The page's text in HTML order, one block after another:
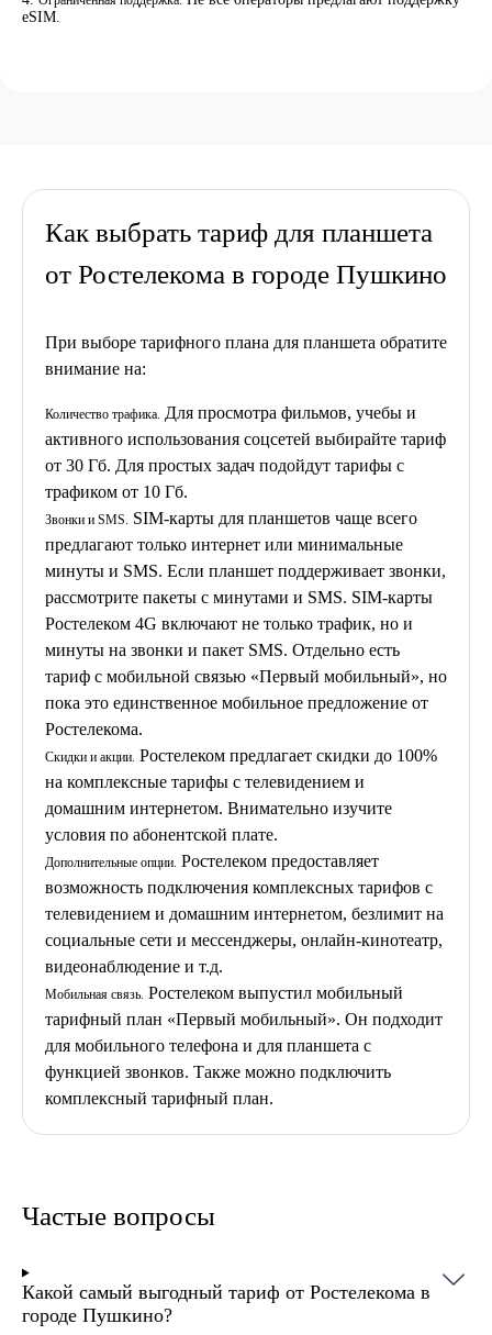
eSIM.
Как выбрать тариф для планшета
от Ростелекома в городе Пушкино
При выборе тарифного плана для планшета обратите
внимание на:
Количество трафика. Для просмотра фильмов, учебы и
активного использования соцсетей выбирайте тариф
от 30 Гб. Для простых задач подойдут тарифы с
трафиком от 10 Гб.
Звонки и SMS. SIM-карты для планшетов чаще всего
предлагают только интернет или минимальные
минуты и SMS. Если планшет поддерживает звонки,
рассмотрите пакеты с минутами и SMS. SIM-карты
Ростелеком 4G включают не только трафик, но и
минуты на звонки и пакет SMS. Отдельно есть
тариф с мобильной связью «Первый мобильный», но
пока это единственное мобильное предложение от
Ростелекома.
Скидки и акции. Ростелеком предлагает скидки до 100%
на комплексные тарифы с телевидением и
домашним интернетом. Внимательно изучите
условия по абонентской плате.
Дополнительные опции. Ростелеком предоставляет
возможность подключения комплексных тарифов с
телевидением и домашним интернетом, безлимит на
социальные сети и мессенджеры, онлайн-кинотеатр,
видеонаблюдение и т.д.
Мобильная связь. Ростелеком выпустил мобильный
тарифный план «Первый мобильный». Он подходит
для мобильного телефона и для планшета с
функцией звонков. Также можно подключить
комплексный тарифный план.
Частые вопросы
Какой самый выгодный тариф от Ростелекома в
городе Пушкино?